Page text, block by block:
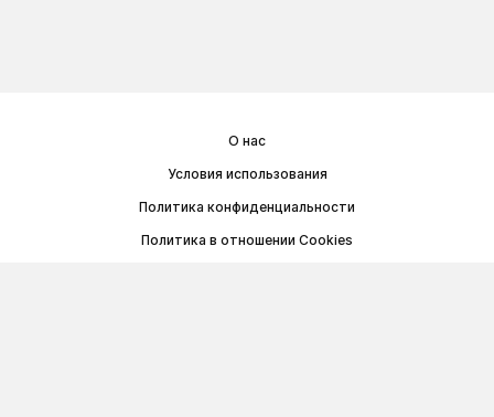
О нас
Условия использования
Политика конфиденциальности
Политика в отношении Cookies